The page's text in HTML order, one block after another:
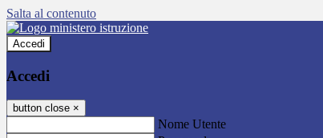
Salta al contenuto
Accedi
Accedi
button close ×
Nome Utente